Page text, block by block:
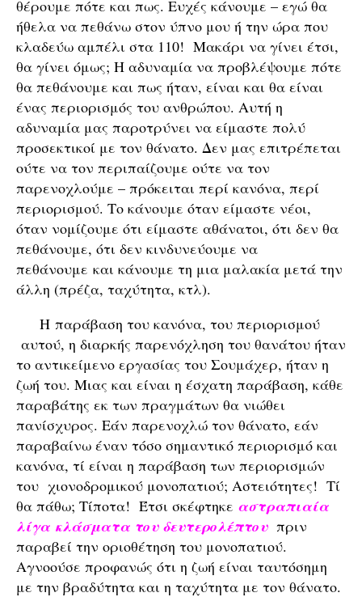
θέρουμε πότε και πως. Ευχές κάνουμε – εγώ θα
ήθελα να πεθάνω στον ύπνο μου ή την ώρα που
κλαδεύω αμπέλι στα 110! Μακάρι να γίνει έτσι,
θα γίνει όμως; Η αδυναμία να προβλέψουμε πότε
θα πεθάνουμε και πως ήταν, είναι και θα είναι
ένας περιορισμός του ανθρώπου. Αυτή η
αδυναμία μας παροτρύνει να είμαστε πολύ
προσεκτικοί με τον θάνατο. Δεν μας επιτρέπεται
ούτε να τον περιπαίζουμε ούτε να τον
παρενοχλούμε – πρόκειται περί κανόνα, περί
περιορισμού. Το κάνουμε όταν είμαστε νέοι,
όταν νομίζουμε ότι είμαστε αθάνατοι, ότι δεν θα
πεθάνουμε, ότι δεν κινδυνεύουμε να
πεθάνουμε και κάνουμε τη μια μαλακία μετά την
άλλη (πρέζα, ταχύτητα, κτλ).
Η παράβαση του κανόνα, του περιορισμού
αυτού, η διαρκής παρενόχληση του θανάτου ήταν
το αντικείμενο εργασίας του Σουμάχερ, ήταν η
ζωή του. Μιας και είναι η έσχατη παράβαση, κάθε
παραβάτης εκ των πραγμάτων θα νιώθει
πανίσχυρος. Εάν παρενοχλώ τον θάνατο, εάν
παραβαίνω έναν τόσο σημαντικό περιορισμό και
κανόνα, τί είναι η παράβαση των περιορισμών
του χιονοδρομικού μονοπατιού; Αστειότητες! Τί
θα πάθω; Τίποτα! Έτσι σκέφτηκε αστραπιαία
λίγα κλάσματα του δευτερολέπτουπριν
παραβεί την οριοθέτηση του μονοπατιού.
Αγνοούσε προφανώς ότι η ζωή είναι ταυτόσημη
με την βραδύτητα και η ταχύτητα με τον θάνατο.